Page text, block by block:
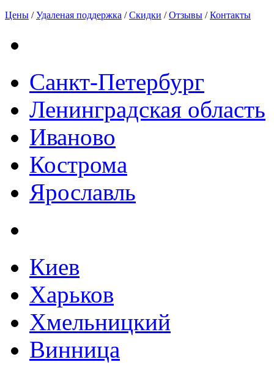
Цены /Удаленая поддержка /Скидки /Отзывы /Контакты
Санкт-Петербург
Ленинградская область
Иваново
Кострома
Ярославль
Киев
Харьков
Хмельницкий
Винница